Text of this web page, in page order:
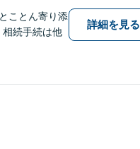
ことん寄り添
続手続は他
詳細を見る